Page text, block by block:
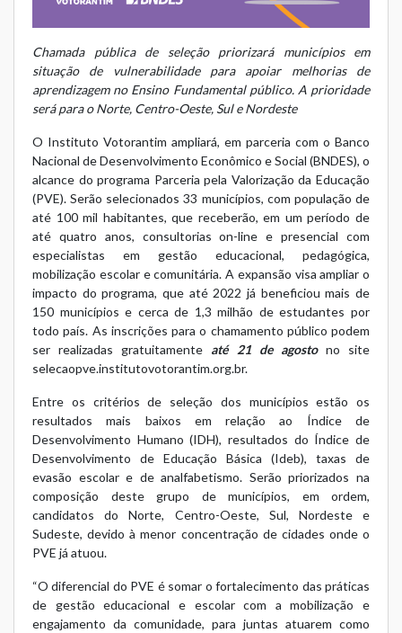
Chamada pública de seleção priorizará municípios em
situação de vulnerabilidade para apoiar melhorias de
aprendizagem no Ensino Fundamental público. A prioridade
será para o Norte, Centro-Oeste, Sul e Nordeste
O Instituto Votorantim ampliará, em parceria com o Banco
Nacional de Desenvolvimento Econômico e Social (BNDES), o
alcance do programa Parceria pela Valorização da Educação
(PVE). Serão selecionados 33 municípios, com população de
até 100 mil habitantes, que receberão, em um período de
até quatro anos, consultorias on-line e presencial com
especialistas em gestão educacional, pedagógica,
mobilização escolar e comunitária. A expansão visa ampliar o
impacto do programa, que até 2022 já beneficiou mais de
150 municípios e cerca de 1,3 milhão de estudantes por
todo país. As inscrições para o chamamento público podem
ser realizadas gratuitamente até 21 de agostono site
selecaopve.institutovotorantim.org.br.
Entre os critérios de seleção dos municípios estão os
resultados mais baixos em relação ao Índice de
Desenvolvimento Humano (IDH), resultados do Índice de
Desenvolvimento de Educação Básica (Ideb), taxas de
evasão escolar e de analfabetismo. Serão priorizados na
composição deste grupo de municípios, em ordem,
candidatos do Norte, Centro-Oeste, Sul, Nordeste e
Sudeste, devido à menor concentração de cidades onde o
PVE já atuou.
“O diferencial do PVE é somar o fortalecimento das práticas
de gestão educacional e escolar com a mobilização e
engajamento da comunidade, para juntas atuarem como